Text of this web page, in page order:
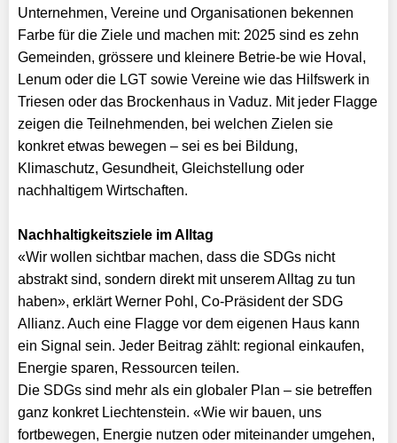
Unternehmen, Vereine und Organisationen bekennen
Farbe für die Ziele und machen mit: 2025 sind es zehn
Gemeinden, grössere und kleinere Betrie-be wie Hoval,
Lenum oder die LGT sowie Vereine wie das Hilfswerk in
Triesen oder das Brockenhaus in Vaduz. Mit jeder Flagge
zeigen die Teilnehmenden, bei welchen Zielen sie
konkret etwas bewegen – sei es bei Bildung,
Klimaschutz, Gesundheit, Gleichstellung oder
nachhaltigem Wirtschaften.
Nachhaltigkeitsziele im Alltag
«Wir wollen sichtbar machen, dass die SDGs nicht
abstrakt sind, sondern direkt mit unserem Alltag zu tun
haben», erklärt Werner Pohl, Co-Präsident der SDG
Allianz. Auch eine Flagge vor dem eigenen Haus kann
ein Signal sein. Jeder Beitrag zählt: regional einkaufen,
Energie sparen, Ressourcen teilen.
Die SDGs sind mehr als ein globaler Plan – sie betreffen
ganz konkret Liechtenstein. «Wie wir bauen, uns
fortbewegen, Energie nutzen oder miteinander umgehen,